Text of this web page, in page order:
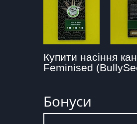
Купити насіння
Feminised
Бонуси